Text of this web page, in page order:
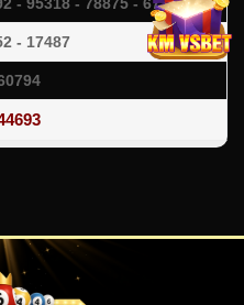
- 17487